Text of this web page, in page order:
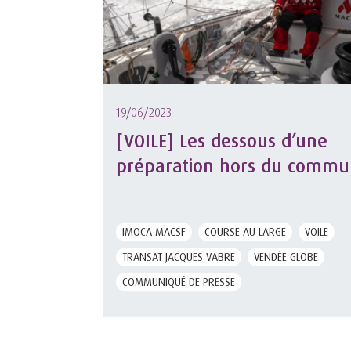
19/06/2023
[VOILE] Les dessous d’une
préparation hors du
IMOCA MACSF COURSE AU LARGE
VOILE
TRANSAT JACQUES VABRE
VENDÉE GLOBE
COMMUNIQUÉ DE PRESSE